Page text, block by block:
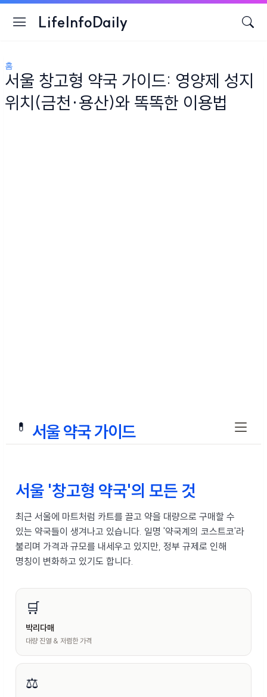
LifeInfoDaily
홈
서울 창고형 약국 가이드: 영양제 성지
위치(금천·용산)와 똑똑한 이용법
💊 서울 약국 가이드
서울 '창고형 약국'의 모든 것
최근 서울에 마트처럼 카트를 끌고 약을 대량으로 구매할 수
있는 약국들이 생겨나고 있습니다. 일명 '약국계의 코스트코'라
불리며 가격과 규모를 내세우고 있지만, 정부 규제로 인해
명칭이 변화하고 있기도 합니다.
🛒
박리다매
대량 진열 & 저렴한 가격
⚖️